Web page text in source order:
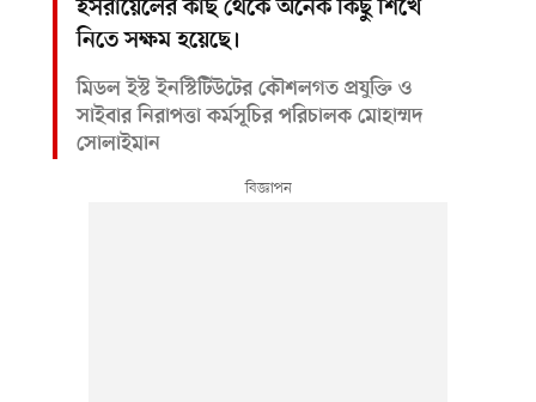
ইসরায়েলের কাছ থেকে অনেক কিছু শিখে
নিতে সক্ষম হয়েছে।
মিডল ইস্ট ইনস্টিটিউটের কৌশলগত প্রযুক্তি ও
সাইবার নিরাপত্তা কর্মসূচির পরিচালক মোহাম্মদ
সোলাইমান